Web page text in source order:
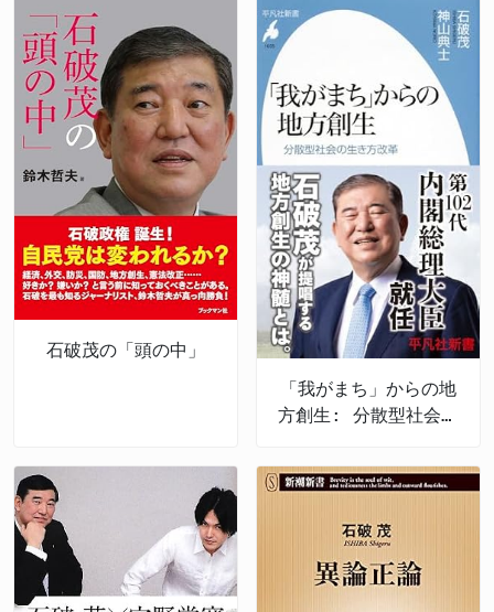
石破茂の「頭の中」
「我がまち」からの地
方創生: 分散型社会の